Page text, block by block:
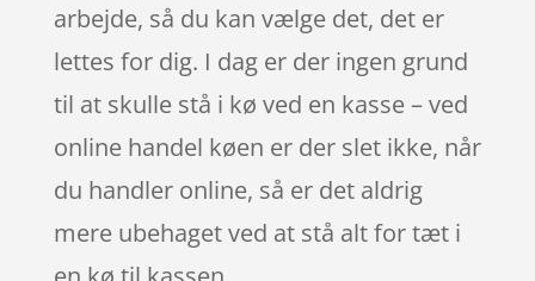
arbejde, så du kan vælge det, det er
lettes for dig. I dag er der ingen grund
til at skulle stå i kø ved en kasse – ved
online handel køen er der slet ikke, når
du handler online, så er det aldrig
mere ubehaget ved at stå alt for tæt i